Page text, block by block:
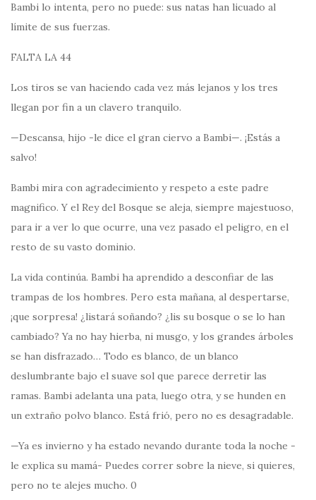
Bambi lo intenta, pero no puede: sus natas han licuado al
límite de sus fuerzas.
FALTA LA 44
Los tiros se van haciendo cada vez más lejanos y los tres
llegan por fin a un clavero tranquilo.
—Descansa, hijo -le dice el gran ciervo a Bambi—. ¡Estás a
salvo!
Bambi mira con agradecimiento y respeto a este padre
magnifico. Y el Rey del Bosque se aleja, siempre majestuoso,
para ir a ver lo que ocurre, una vez pasado el peligro, en el
resto de su vasto dominio.
La vida continúa. Bambi ha aprendido a desconfiar de las
trampas de los hombres. Pero esta mañana, al despertarse,
¡que sorpresa! ¿listará soñando? ¿lis su bosque o se lo han
cambiado? Ya no hay hierba, ni musgo, y los grandes árboles
se han disfrazado… Todo es blanco, de un blanco
deslumbrante bajo el suave sol que parece derretir las
ramas. Bambi adelanta una pata, luego otra, y se hunden en
un extraño polvo blanco. Está frió, pero no es desagradable.
—Ya es invierno y ha estado nevando durante toda la noche -
le explica su mamá- Puedes correr sobre la nieve, si quieres,
pero no te alejes mucho. 0